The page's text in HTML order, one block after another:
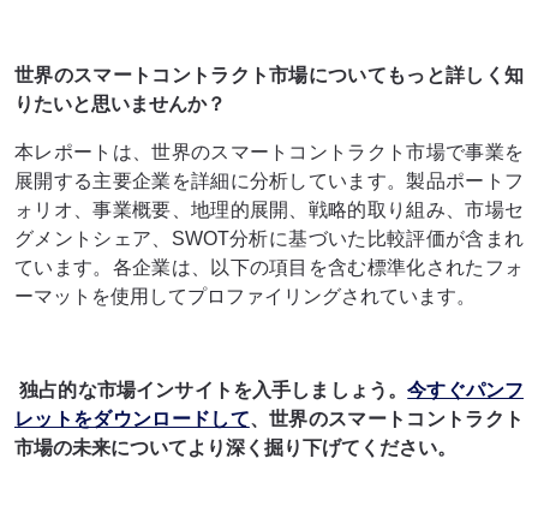
世界のスマートコントラクト市場についてもっと詳しく知
りたいと思いませんか？
本レポートは、世界のスマートコントラクト市場で事業を
展開する主要企業を詳細に分析しています。製品ポートフ
ォリオ、事業概要、地理的展開、戦略的取り組み、市場セ
グメントシェア、SWOT分析に基づいた比較評価が含まれ
ています。各企業は、以下の項目を含む標準化されたフォ
ーマットを使用してプロファイリングされています。
独占的な市場インサイトを入手しましょう。今すぐパンフ
レットをダウンロードして、世界のスマートコントラクト
市場の未来についてより深く掘り下げてください。